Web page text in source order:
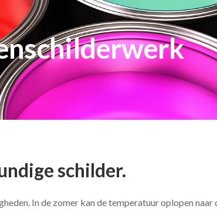
schilder.
In de zomer kan de temperatuur oplopen